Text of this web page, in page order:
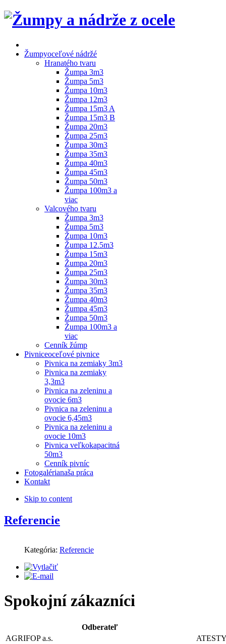
Žumpyoceľové nádržé
Hranatého tvaru
Žumpa 3m3
Žumpa 5m3
Žumpa 10m3
Žumpa 12m3
Žumpa 15m3 A
Žumpa 15m3 B
Žumpa 20m3
Žumpa 25m3
Žumpa 30m3
Žumpa 35m3
Žumpa 40m3
Žumpa 45m3
Žumpa 50m3
Žumpa 100m3 a
viac
Valcového tvaru
Žumpa 3m3
Žumpa 5m3
Žumpa 10m3
Žumpa 12.5m3
Žumpa 15m3
Žumpa 20m3
Žumpa 25m3
Žumpa 30m3
Žumpa 35m3
Žumpa 40m3
Žumpa 45m3
Žumpa 50m3
Žumpa 100m3 a
viac
Cenník žúmp
Pivniceoceľové pivnice
Pivnica na zemiaky 3m3
Pivnica na zemiaky
3,3m3
Pivnica na zeleninu a
ovocie 6m3
Pivnica na zeleninu a
ovocie 6,45m3
Pivnica na zeleninu a
ovocie 10m3
Pivnica veľkokapacitná
50m3
Cenník pivníc
Fotogalérianaša práca
Kontakt
Skip to content
Referencie
Kategória: Referencie
Spokojní zákazníci
Odberateľ
AGRIFOP a.s.